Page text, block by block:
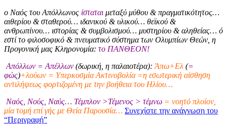
ο Ναός του Απόλλωνος ίσταται μεταξύ μύθου & πραγματικότητος…
αιθερίου & σταθερού… ιδανικού & υλικού… θεϊκού &
ανθρωπίνου… ιστορίας & συμβολισμού… μυστηρίου & αληθείας… ό
εστί το φιλοσοφικό & πνευματικό σύστημα των Ολυμπίων Θεών, η
Προγονική μας Κληρονομία: το ΠΑΝΘΕΟΝ!
Απόλλων = Απέλλων (δωρική, η παλαιοτέρα): Άπω+Ελ (=
φώς)+λούων = Υπερκοσμία Ακτινοβολία =η εσωτερική αίσθηση
αντιλήψεως φορτιζομένη με την βοήθεια του Ηλίου…
Ναός, Νούς, Ναύς… Τέμπλον >Τέμενος > τέμνω = νοητό πλοίον,
μία τομή επί γής με Θεία Παρουσία… Συνεχίστε την ανάγνωση του
“Περιγραφή”